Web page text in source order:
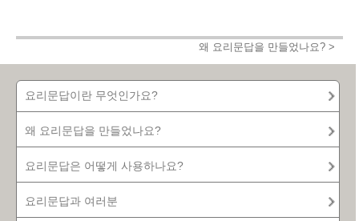
왜 요리문답을 만들었나요? >
요리문답이란 무엇인가요?
왜 요리문답을 만들었나요?
요리문답은 어떻게 사용하나요?
요리문답과 여러분